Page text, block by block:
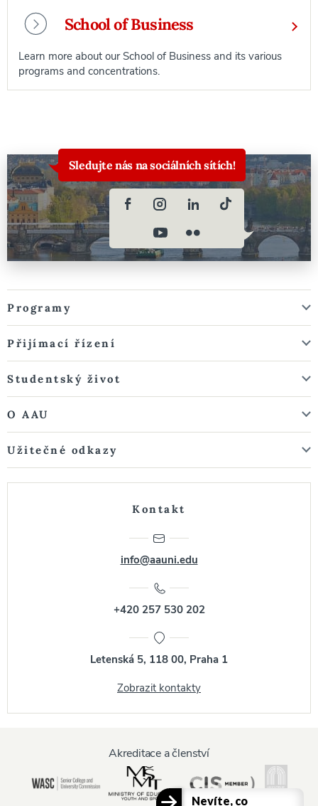
School of Business
Learn more about our School of Business and its various
programs and concentrations.
Sledujte nás na sociálních sítích!
Programy
Přijímací řízení
Studentský život
O AAU
Užitečné odkazy
Kontakt
info@aauni.edu
+420 257 530 202
Letenská 5, 118 00, Praha 1
Zobrazit kontakty
Akreditace a členství
Nevíte, co